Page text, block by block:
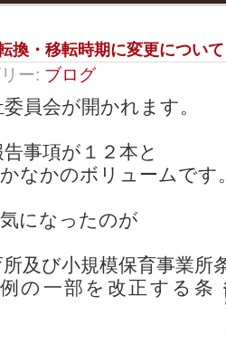
換・移転時期に変更について
ー: ブログ
員会が開かれます。
事項が１２本と
なかのボリュームです
になったのが
所及び小規模保育事業所
の一部を改正する条